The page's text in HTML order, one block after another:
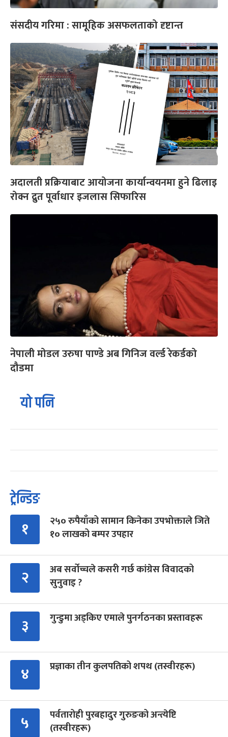
संसदीय गरिमा : सामूहिक असफलताको दृष्टान्त
अदालती प्रक्रियाबाट आयोजना कार्यान्वयनमा हुने ढिलाइ
रोक्न द्रुत पूर्वाधार इजलास सिफारिस
नेपाली मोडल उरुषा पाण्डे अब गिनिज वर्ल्ड रेकर्डको
दौडमा
यो पनि
ट्रेन्डिङ
१
२५० रुपैयाँको सामान किनेका उपभोक्ताले जिते
१० लाखको बम्पर उपहार
२
अब सर्वोच्चले कसरी गर्छ कांग्रेस विवादको
सुनुवाइ ?
३ गुन्डुमा अड्किए एमाले पुनर्गठनका प्रस्तावहरू
४ प्रज्ञाका तीन कुलपतिको शपथ (तस्वीरहरू)
५
पर्वतारोही पुरबहादुर गुरुङको अन्त्येष्टि
(तस्वीरहरू)